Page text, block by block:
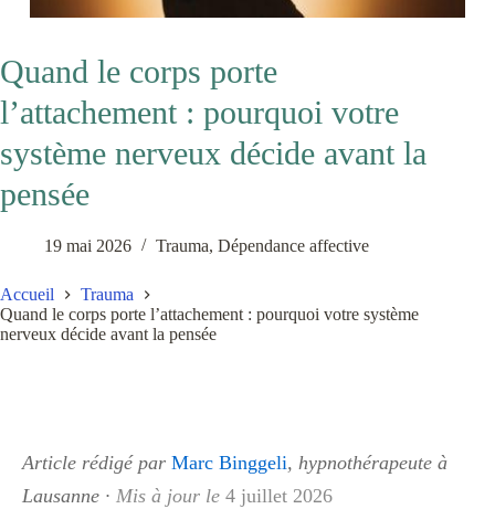
Quand le corps porte
l’attachement : pourquoi votre
système nerveux décide avant la
pensée
19 mai 2026 Trauma, Dépendance affective
Accueil
Trauma
Quand le corps porte l’attachement : pourquoi votre système
nerveux décide avant la pensée
Article rédigé par Marc Binggeli, hypnothérapeute à
Lausanne · Mis à jour le 4 juillet 2026